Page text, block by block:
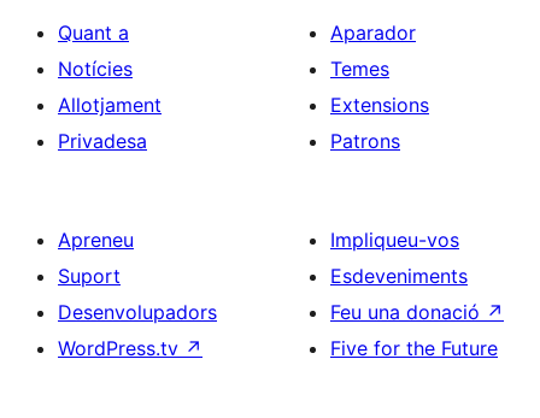
Quant a
Notícies
Allotjament
Privadesa
Aparador
Temes
Extensions
Patrons
Apreneu
Suport
Desenvolupadors
WordPress.tv ↗
Impliqueu-vos
Esdeveniments
Feu una donació ↗
Five for the Future